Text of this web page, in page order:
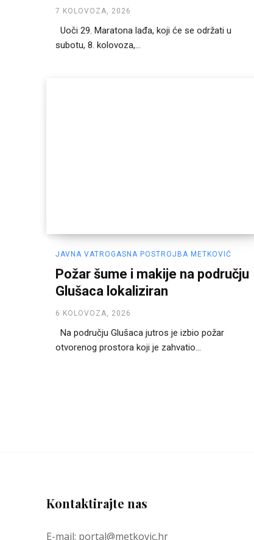
7 KOLOVOZA, 2026
Uoči 29. Maratona lađa, koji će se održati u
subotu, 8. kolovoza,...
JAVNA VATROGASNA POSTROJBA METKOVIĆ
Požar šume i makije na području
Glušaca lokaliziran
6 KOLOVOZA, 2026
Na području Glušaca jutros je izbio požar
otvorenog prostora koji je zahvatio...
Kontaktirajte nas
E-mail: portal@metkovic.hr